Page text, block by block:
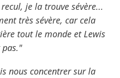
je la trouve sévère...
très sévère, car cela
tout le monde et Lewis
nous concentrer sur la